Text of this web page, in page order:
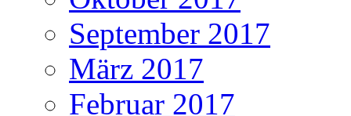
September 2017
März 2017
Februar 2017